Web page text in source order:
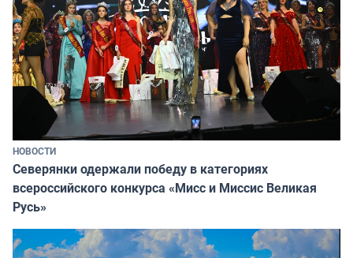
НОВОСТИ
Северянки одержали победу в категориях
всероссийского конкурса «Мисс и Миссис Великая
Русь»